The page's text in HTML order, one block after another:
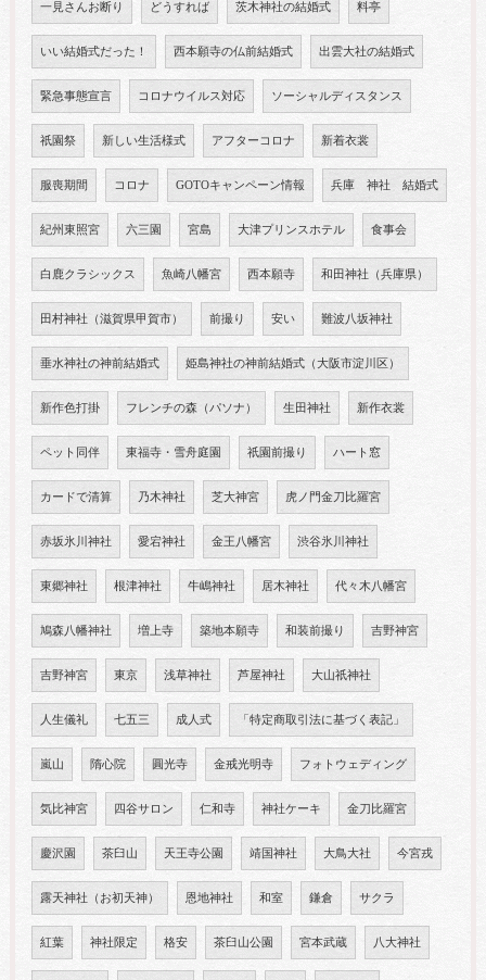
一見さんお断り どうすれば 茨木神社の結婚式 料亭
いい結婚式だった！ 西本願寺の仏前結婚式 出雲大社の結婚式
緊急事態宣言 コロナウイルス対応 ソーシャルディスタンス
祇園祭 新しい生活様式 アフターコロナ 新着衣裳
服喪期間 コロナ GOTOキャンペーン情報 兵庫 神社 結婚式
紀州東照宮 六三園 宮島 大津プリンスホテル 食事会
白鹿クラシックス 魚崎八幡宮 西本願寺 和田神社（兵庫県）
田村神社（滋賀県甲賀市） 前撮り 安い 難波八坂神社
垂水神社の神前結婚式 姫島神社の神前結婚式（大阪市淀川区）
新作色打掛 フレンチの森（パソナ） 生田神社 新作衣裳
ペット同伴 東福寺・雪舟庭園 祇園前撮り ハート窓
カードで清算 乃木神社 芝大神宮 虎ノ門金刀比羅宮
赤坂氷川神社 愛宕神社 金王八幡宮 渋谷氷川神社
東郷神社 根津神社 牛嶋神社 居木神社 代々木八幡宮
鳩森八幡神社 増上寺 築地本願寺 和装前撮り 吉野神宮
吉野神宮 東京 浅草神社 芦屋神社 大山祇神社
人生儀礼 七五三 成人式 「特定商取引法に基づく表記」
嵐山 隋心院 圓光寺 金戒光明寺 フォトウェディング
気比神宮 四谷サロン 仁和寺 神社ケーキ 金刀比羅宮
慶沢園 茶臼山 天王寺公園 靖国神社 大鳥大社 今宮戎
露天神社（お初天神） 恩地神社 和室 鎌倉 サクラ
紅葉 神社限定 格安 茶臼山公園 宮本武蔵 八大神社